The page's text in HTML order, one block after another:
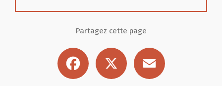
Partagez cette page
Facebook